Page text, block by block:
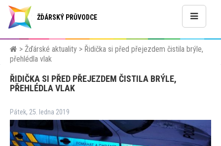
ŽĎÁRSKÝ PRŮVODCE
> Žďárské aktuality > Řidička si před přejezdem čistila brýle,
přehlédla vlak
ŘIDIČKA SI PŘED PŘEJEZDEM ČISTILA BRÝLE,
PŘEHLÉDLA VLAK
Pátek, 25. ledna 2019